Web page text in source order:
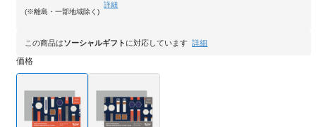
(※離島・一部地域除く)
詳細
この商品はソーシャルギフト に対応しています 詳細
価格